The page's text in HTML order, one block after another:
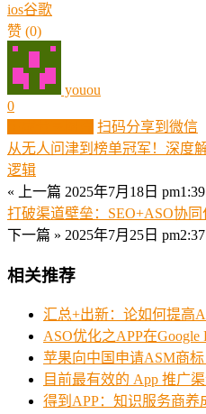
ios谷歌
赞 (0)
youou
0
扫码分享到微信
从无人问津到榜单冠军！深度
逻辑
« 上一篇 2025年7月18日 pm1:39
打破渠道壁垒：SEO+ASO协
下一篇 » 2025年7月25日 pm2:37
相关推荐
汇总+出新：论如何提高
ASO优化之APP在Google
苹果向中国申请ASM商标
目前最有效的 App 推广
得到APP：知识服务商养